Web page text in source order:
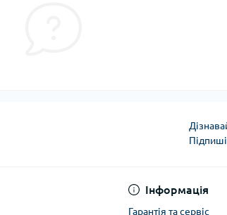
Інформація
Гарантія та сервіс